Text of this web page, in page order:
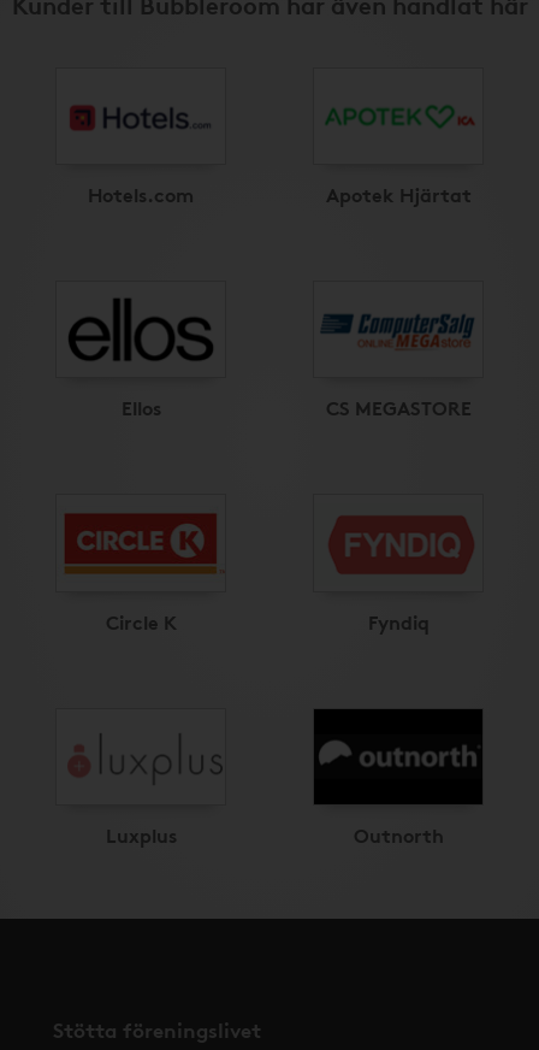
Hotels.com Apotek Hjärtat
Ellos CS MEGASTORE
Circle K Fyndiq
Luxplus Outnorth
Stötta föreningslivet